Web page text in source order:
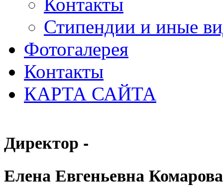
Стипендии и иные
Фотогалерея
Контакты
КАРТА САЙТА
Директор -
Елена Евгеньевна Комарова